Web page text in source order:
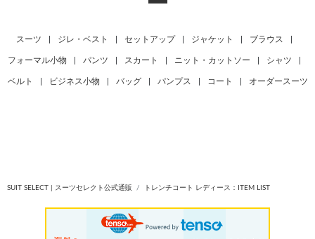
スーツ ジレ・ベスト セットアップ ジャケット ブラウス
フォーマル小物 パンツ スカート ニット・カットソー シャツ
ベルト ビジネス小物 バッグ パンプス コート オーダースーツ
SUIT SELECT | スーツセレクト公式通販 トレンチコート レディース：ITEM LIST